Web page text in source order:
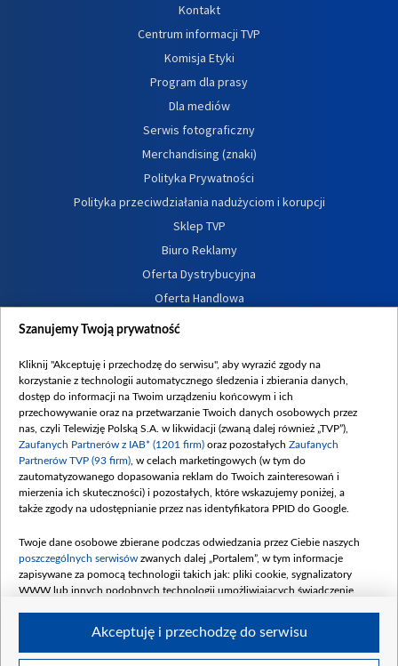
Kontakt
Centrum informacji TVP
Komisja Etyki
Program dla prasy
Dla mediów
Serwis fotograficzny
Merchandising (znaki)
Polityka Prywatności
Polityka przeciwdziałania nadużyciom i korupcji
Sklep TVP
Biuro Reklamy
Oferta Dystrybucyjna
Oferta Handlowa
Dostępność
Procedura zgłoszeń wewnętrznych
Szanujemy Twoją prywatność
Kliknij "Akceptuję i przechodzę do serwisu", aby wyrazić zgody na
korzystanie z technologii automatycznego śledzenia i zbierania danych,
dostęp do informacji na Twoim urządzeniu końcowym i ich
przechowywanie oraz na przetwarzanie Twoich danych osobowych przez
nas, czyli Telewizję Polską S.A. w likwidacji (zwaną dalej również „TVP”),
Zaufanych Partnerów z IAB* (1201 firm) oraz pozostałych Zaufanych
Partnerów TVP (93 firm) , w celach marketingowych (w tym do
zautomatyzowanego dopasowania reklam do Twoich zainteresowań i
mierzenia ich skuteczności) i pozostałych, które wskazujemy poniżej, a
także zgody na udostępnianie przez nas identyfikatora PPID do Google.
Twoje dane osobowe zbierane podczas odwiedzania przez Ciebie naszych
poszczególnych serwisów zwanych dalej „Portalem”, w tym informacje
zapisywane za pomocą technologii takich jak: pliki cookie, sygnalizatory
WWW lub innych podobnych technologii umożliwiających świadczenie
Akceptuję i przechodzę do serwisu